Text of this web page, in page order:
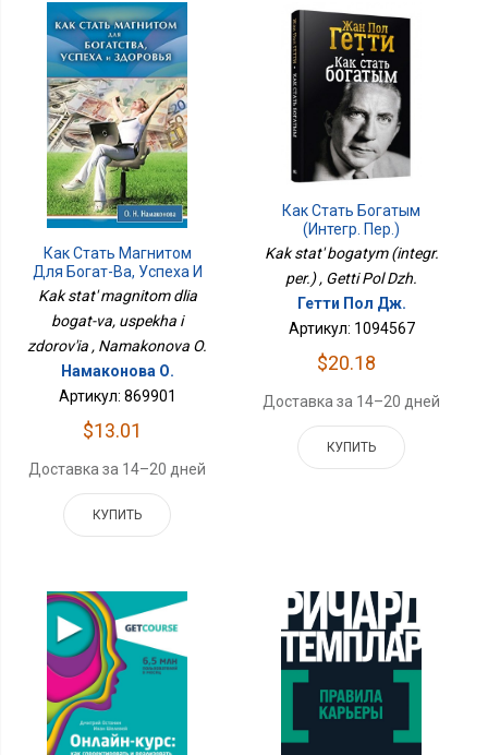
Как Стать Магнитом
Для Богат-Ва, Успеха И
Здоровья
Kak stat' magnitom dlia
bogat-va, uspekha i
zdorov'ia , Namakonova O.
Намаконова О.
Артикул: 869901
$13.01
Доставка за 14–20 дней
КУПИТЬ
Как Стать Богатым
(интегр. Пер.)
Kak stat' bogatym (integr.
per.) , Getti Pol Dzh.
Гетти Пол Дж.
Артикул: 1094567
$20.18
Доставка за 14–20 дней
КУПИТЬ